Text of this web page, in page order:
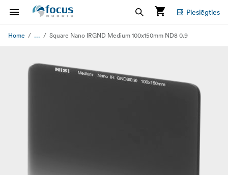
Pieslēgties
Home ... Square Nano IRGND Medium 100x150mm ND8 0.9